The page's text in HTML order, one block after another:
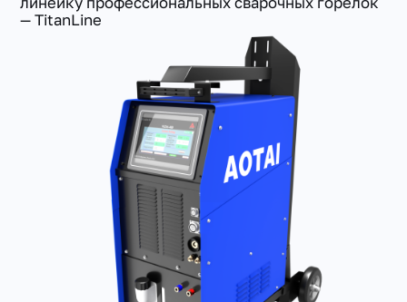
— TitanLine